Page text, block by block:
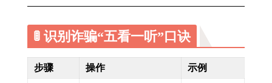
🚦 识别诈骗“五看一听”口诀
步骤 操作 示例